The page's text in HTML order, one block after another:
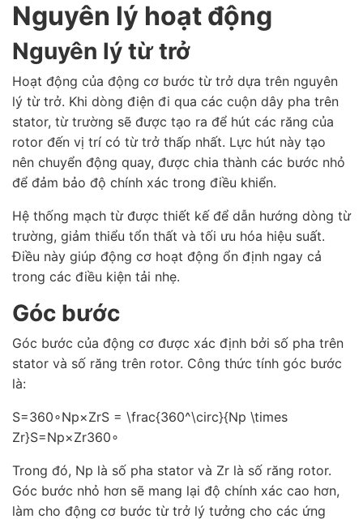
Nguyên lý hoạt động
Nguyên lý từ trở
Hoạt động của động cơ bước từ trở dựa trên nguyên
lý từ trở. Khi dòng điện đi qua các cuộn dây pha trên
stator, từ trường sẽ được tạo ra để hút các răng của
rotor đến vị trí có từ trở thấp nhất. Lực hút này tạo
nên chuyển động quay, được chia thành các bước nhỏ
để đảm bảo độ chính xác trong điều khiển.
Hệ thống mạch từ được thiết kế để dẫn hướng dòng từ
trường, giảm thiểu tổn thất và tối ưu hóa hiệu suất.
Điều này giúp động cơ hoạt động ổn định ngay cả
trong các điều kiện tải nhẹ.
Góc bước
Góc bước của động cơ được xác định bởi số pha trên
stator và số răng trên rotor. Công thức tính góc bước
là:
S=360∘Np×ZrS = \frac{360^\circ}{Np \times
Zr}S=Np×Zr360∘
Trong đó, Np là số pha stator và Zr là số răng rotor.
Góc bước nhỏ hơn sẽ mang lại độ chính xác cao hơn,
làm cho động cơ bước từ trở lý tưởng cho các ứng